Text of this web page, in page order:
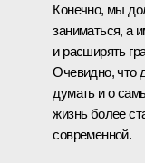
Конечно, мы
заниматься, а
и расширять
Очевидно, что
думать и о
жизнь более
современной.